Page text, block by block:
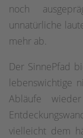
noch
unnatürliche
mehr ab.
Der SinnePfad
lebenswichtige
Abläufe
vielleicht dem